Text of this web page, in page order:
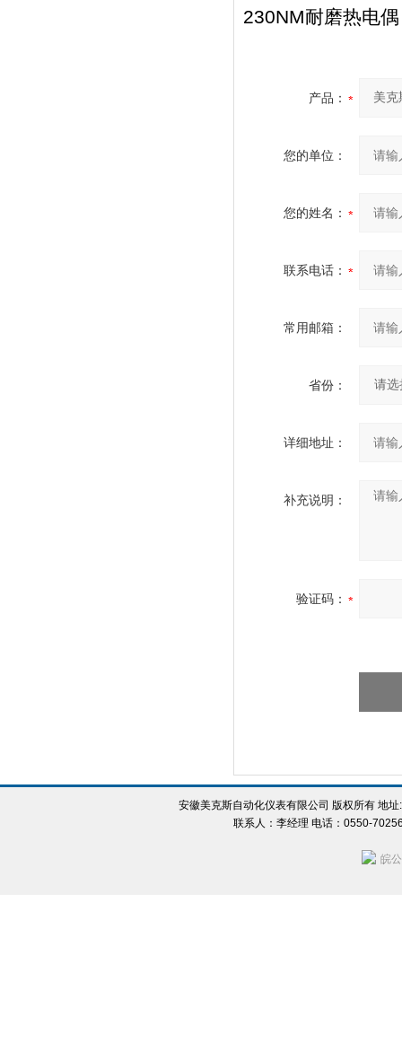
230NM耐磨热电
产品：
您的单位：
您的姓名：
联系电话：
常用邮箱：
省份：
详细地址：
补充说明：
验证码：
安徽美克斯自动化仪表有限公司 版权所有 地
联系人：李经理 电话：0550-
皖